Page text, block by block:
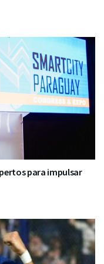
para impulsar